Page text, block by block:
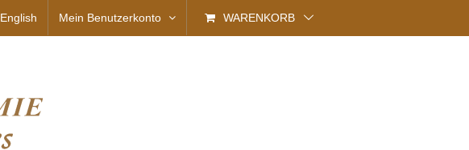
English Mein Benutzerkonto WARENKORB